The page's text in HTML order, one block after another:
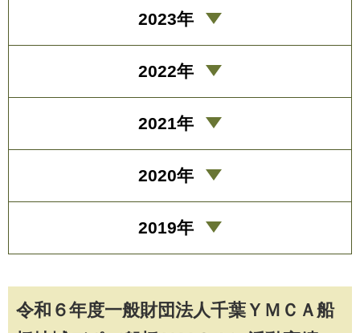
令和６年度一般財団法人千葉ＹＭＣＡ船
2023年
2022年
2021年
2020年
2019年